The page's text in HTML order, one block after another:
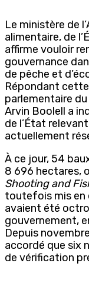
Le ministère de
alimentaire, de
affirme vouloir
gouvernance
de pêche et
Répondant
parlementaire
Arvin Boolell a
de l’État
actuellement
À ce jour, 54
8 696 hectares,
Shooting and
toutefois mis en
avaient été
gouvernement,
Depuis
accordé que six
de vérification